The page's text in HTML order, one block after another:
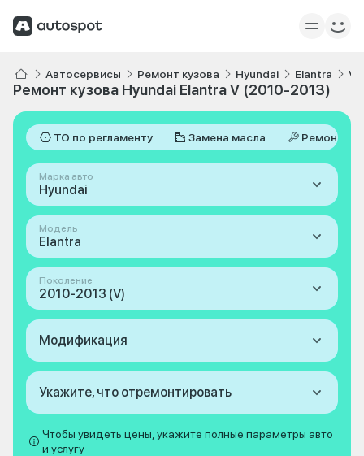
Автосервисы Ремонт кузова Hyundai Elantra V
Ремонт кузова Hyundai Elantra V (2010-2013)
ТО по регламенту Замена масла Ремонт
Марка авто
Hyundai
Модель
Elantra
Поколение
2010-2013 (V)
Модификация
Укажите, что отремонтировать
Чтобы увидеть цены, укажите полные параметры авто
и услугу